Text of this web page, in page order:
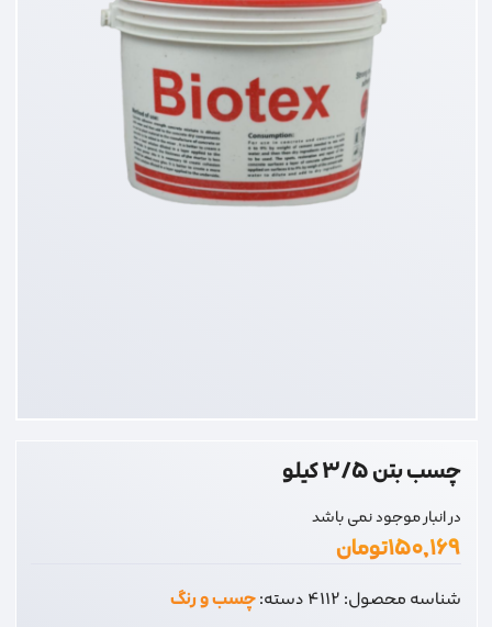
چسب بتن 3/5 کیلو
در انبار موجود نمی باشد
۱۵۰,۱۶۹تومان
شناسه محصول:4112دسته:چسب و رنگ